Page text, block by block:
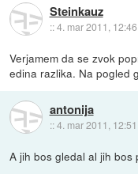
Steinkauz
::4. mar 2011, 12:46
Verjamem da se zvok
edina razlika. Na pogled
antonija
::4. mar 2011, 12:51
A jih bos gledal al jih bos